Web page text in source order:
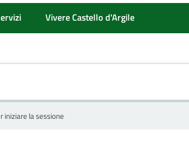
Vivere Castello d'Argile
iniziare la sessione